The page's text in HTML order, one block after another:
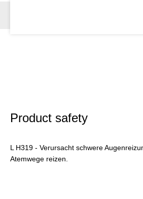
Product safety
L H319 - Verursacht schwere
Atemwege reizen.